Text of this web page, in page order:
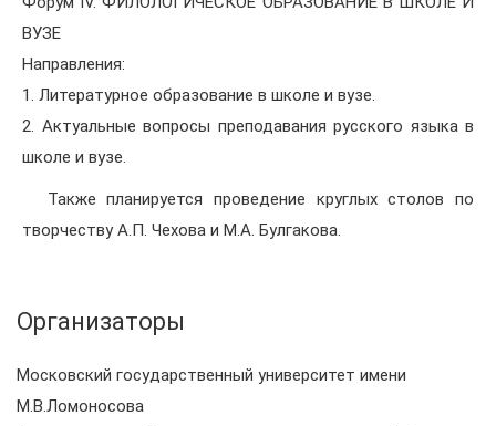
ВУЗЕ
Направления:
1. Литературное образование в школе и вузе.
2. Актуальные вопросы преподавания русского языка в
школе и вузе.
Также планируется проведение круглых столов по
творчеству А.П. Чехова и М.А. Булгакова.
Организаторы
Московский государственный университет имени
М.В.Ломоносова